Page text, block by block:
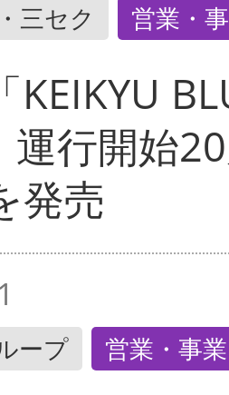
三セク 営業・
運行開始
発売
ープ 営業・事